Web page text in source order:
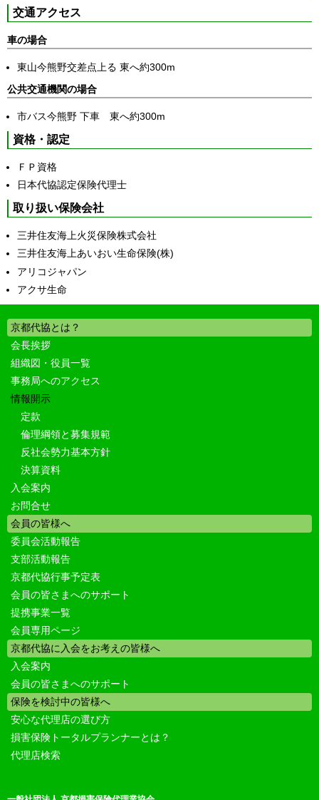
交通アクセス
車の場合
東山今熊野交差点上る 東へ約300m
公共交通機関の場合
市バス今熊野 下車 東へ約300m
資格・認定
ＦＰ資格
日本代協認定保険代理士
取り扱い保険会社
三井住友海上火災保険株式会社
三井住友海上あいおい生命保険(株)
アリコジャパン
アクサ生命
京都代協とは？
会長挨拶
組織図・役員一覧
事務局へのアクセス
情報開示
定款
倫理綱領と募集規範
反社会勢力基本方針
決算資料
入会案内
お問合せ
会員の皆様へ
委員会活動報告
支部活動報告
京都代協行事予定表
会員の皆さまへのサポート
提携事業一覧
会員専用ページ
京都代協に入会をお考えの皆様へ
入会案内
会員の皆さまへのサポート
保険を検討中の皆様へ
安心な代理店の選び方
損害保険トータルプランナーとは？
代理店検索